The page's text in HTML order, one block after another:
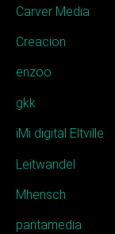
Carver Media
Creacion
enzoo
gkk
iMi digital Eltville
Leitwandel
Mhensch
pantamedia